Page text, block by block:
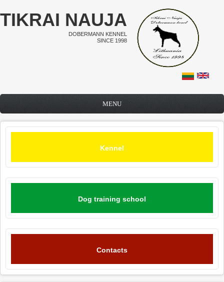
Skip to main content
TIKRAI NAUJA
DOBERMANN KENNEL
SINCE 1998
MENU
Kennel
Dog training school
Contacts